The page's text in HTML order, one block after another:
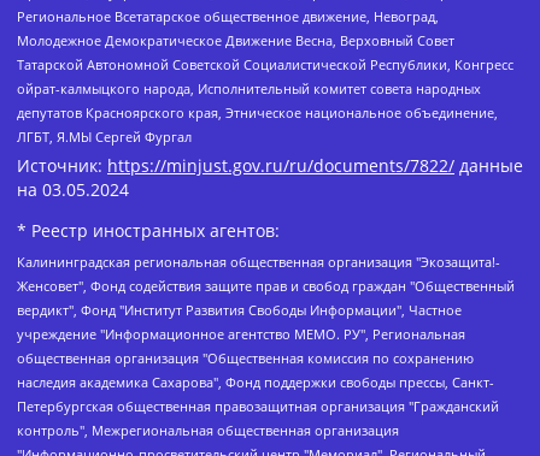
Региональное Всетатарское общественное движение, Невоград,
Молодежное Демократическое Движение Весна, Верховный Совет
Татарской Автономной Советской Социалистической Республики, Конгресс
ойрат-калмыцкого народа, Исполнительный комитет совета народных
депутатов Красноярского края, Этническое национальное объединение,
ЛГБТ, Я.МЫ Сергей Фургал
Источник: https://minjust.gov.ru/ru/documents/7822/ данные
на 03.05.2024
* Реестр иностранных агентов:
Калининградская региональная общественная организация "Экозащита!-Женсовет", Фонд содействия защите прав и свобод граждан "Общественный вердикт", Фонд "Институт Развития Свободы Информации", Частное учреждение "Информационное агентство МЕМО. РУ", Региональная общественная организация "Общественная комиссия по сохранению наследия академика Сахарова", Фонд поддержки свободы прессы, Санкт-Петербургская общественная правозащитная организация "Гражданский контроль", Межрегиональная общественная организация "Информационно-просветительский центр "Мемориал", Региональный Фонд "Центр Защиты Прав Средств Массовой Информации", с 05.12.2023 Фонд "Центр Защиты Прав Средств массовой информации", Региональная общественная благотворительная организация помощи беженцам и мигрантам "Гражданское содействие", Негосударственное образовательное учреждение дополнительного профессионального образования (повышение квалификации) специалистов "АКАДЕМИЯ ПО ПРАВАМ ЧЕЛОВЕКА", Свердловская региональная общественная организация "Сутяжник", Автономная некоммерческая организация "Центр независимых социологических исследований", Союз общественных объединений "Российский исследовательский центр по правам человека", Региональное общественное учреждение научно-информационный центр "МЕМОРИАЛ", Некоммерческая организация "Фонд защиты гласности", Автономная некоммерческая организация "Институт прав человека", Городская общественная организация "Екатеринбургское общество "МЕМОРИАЛ", Городская общественная организация "Рязанское историко-просветительское и правозащитное общество "Мемориал" (Рязанский Мемориал), Челябинский региональный орган общественной самодеятельности – женское общественное объединение "Женщины Евразии", Челябинский региональный орган общественной самодеятельности "Уральская правозащитная группа", Фонд содействия защите здоровья и социальной справедливости имени Андрея Рылькова, Автономная Некоммерческая Организация "Аналитический Центр Юрия Левады", Автономная некоммерческая организация социальной поддержки населения "Проект Апрель", Региональная общественная организация помощи женщинам и детям, находящимся в кризисной ситуации "Информационно-методический центр "Анна", Фонд содействия развитию массовых коммуникаций и правовому просвещению "Так-так-Так", Фонд содействия устойчивому развитию "Серебряная тайга", Свердловский региональный общественный фонд социальных проектов "Новое время", "Idel.Реалии", Кавказ.Реалии, Крым.Реалии, Телеканал Настоящее Время, Татаро-башкирская служба Радио Свобода (Azatliq Radiosi), Радио Свободная Европа/Радио Свобода (PCE/PC), "Сибирь.Реалии", "Фактограф", Благотворительный фонд помощи осужденным и их семьям, Автономная некоммерческая организация "Институт глобализации и социальных движений", Фонд "В защиту прав заключенных", Частное учреждение "Центр поддержки и содействия развитию средств массовой информации", Пензенский региональный общественный благотворительный фонд "Гражданский союз", "Север.Реалии", Некоммерческая организация Фонд "Правовая инициатива", Общество с ограниченной ответственностью "Радио Свободная Европа/Радио Свобода", Чешское информационное агентство "MEDIUM-ORIENT", Красноярская региональная общественная организация "Мы против СПИДа", Камалягин Денис Николаевич, Маркелов Сергей Евгеньевич, Пономарев Лев Александрович, Савицкая Людмила Алексеевна, Автономная некоммерческая организация "Центр по работе с проблемой насилия "НАСИЛИЮ.НЕТ", Межрегиональный профессиональный союз работников здравоохранения "Альянс врачей", Юридическое лицо, зарегистрированное в Латвийской Республике, SIA "Medusa Project" (регистрационный номер 40103797863, дата регистрации 10.06.2014), Некоммерческая организация "Фонд по борьбе с коррупцией", Автономная некоммерческая организация "Институт права и публичной политики", Баданин Роман Сергеевич, Гликин Максим Александрович, Железнова Мария Михайловна, Лукьянова Юлия Сергеевна, Маетная Елизавета Витальевна, Маняхин Петр Борисович, Чуракова Ольга Владимировна, Ярош Юлия Петровна, Юридическое лицо "The Insider SIA", зарегистрированное в Риге, Латвийская Республика (дата регистрации 26.06.2015), являющееся администратором доменного имени интернет-издания "The Insider SIA", https://theins.ru, Постернак Алексей Евгеньевич, Рубин Михаил Аркадьевич, Анин Роман Александрович, Юридическое лицо Istories fonds, зарегистрированное в Латвийской Республике (регистрационный номер 50008295751, дата регистрации 24.02.2020), Великовский Дмитрий Александрович, Долинина Ирина Николаевна, Мароховская Алеся Алексеевна, Шлейнов Роман Юрьевич, Шмагун Олеся Валентиновна, Общество с ограниченной ответственностью "Альтаир 2021", Общество с ограниченной ответственностью "Вега 2021", Общество с ограниченной ответственностью "Главный редактор 2021", Общество с ограниченной ответственностью "Ромашки монолит", Важенков Артем Валерьевич, Ивановская областная общественная организация "Центр гендерных исследований", Гурман Юрий Альбертович, Медиапроект "ОВД-Инфо", Егоров Владимир Владимирович, Жилинский Владимир Александрович, Общество с ограниченной ответственностью "ЗП", Иванова София Юрьевна, Карезина Инна Павловна, Кильтау Екатерина Викторовна, Петров Алексей Викторович, Пискунов Сергей Евгеньевич, Смирнов Сергей Сергеевич, Тихонов Михаил Сергеевич, Общество с ограниченной ответственностью "ЖУРНАЛИСТ-ИНОСТРАННЫЙ АГЕНТ", Арапова Галина Юрьевна, Вольтская Татьяна Анатольевна, Американская компания "Mason G.E.S. Anonymous Foundation" (США), являющаяся владельцем интернет-издания https://mnews.world/, Компания "Stichting Bellingcat", зарегистрированная в Нидерландах (дата регистрации 11.07.2018), Захаров Андрей Вячеславович, Клепиковская Екатерина Дмитриевна, Общество с ограниченной ответственностью "МЕМО", Перл Роман Александрович, Симонов Евгений Алексеевич, Соловьева Елена Анатольевна, Сотников Даниил Владимирович, Сурначева Елизавета Дмитриевна, Автономная некоммерческая организация по защите прав человека и информированию населения "Якутия – Наше Мнение", Общество с ограниченной ответственностью "Москоу диджитал медиа", с 26.01.2023 Общество с ограниченной ответственностью "Чайка Белые сады", Ветошкина Валерия Валерьевна, Заговора Максим Александрович, Межрегиональное общественное движение "Российская ЛГБТ - сеть", Оленичев Максим Владимирович, Павлов Иван Юрьевич, Скворцова Елена Сергеевна, Общество с ограниченной ответственностью "Как бы инагент", Кочетков Игорь Викторович, Общество с ограниченной ответственностью "Честные выборы", Еланчик Олег Александрович, Общество с ограниченной ответственностью "Нобелевский призыв", Гималова Регина Эмилевна, Григорьев Андрей Валерьевич, Григорьева Алина Александровна, Ассоциация по содействию защите прав призывников, альтернативнослужащих и военнослужащих "Правозащитная группа "Гражданин.Армия.Право", Хисамова Регина Фаритовна, Автономная некоммерческая организация по реализации социально-правовых программ "Лилит", Дальневосточное общественное движение "Маяк", Санкт-Петербургская ЛГБТ-инициативная группа "Выход", Инициативная группа ЛГБТ+ "Реверс", Алексеев Андрей Викторович, Бекбулатова Таисия Львовна, Беляев Иван Михайлович, Владыкина Елена Сергеевна, Гельман Марат Александрович, Никульшина Вероника Юрьевна, Толоконникова Надежда Андреевна, Шендерович Виктор Анатольевич, Общество с ограниченной ответственностью "Данное сообщение", Общество с ограниченной ответственностью Издательский дом "Новая глава", Айнбиндер Александра Александровна, Московский комьюнити-центр для ЛГБТ+инициатив, Благотворительный фонд развития филантропии, Deutsche Welle (Германия, Kurt-Schumacher-Strasse 3, 53113 Bonn), Борзунова Мария Михайловна, Воробьев Виктор Викторович, Голубева Анна Львовна, Константинова Алла Михайловна, Малкова Ирина Владимировна, Мурадов Мурад Абдулгалимович, Осетинская Елизавета Николаевна, Понасенков Евгений Николаевич, Ганапольский Матвей Юрьевич, Киселев Евгений Алексеевич, Борухович Ирина Григорьевна, Дремин Иван Тимофеевич, Дубровский Дмитрий Викторович, Красноярская региональная общественная организация поддержки и развития альтернативных образовательных технологий и межкультурных коммуникаций "ИНТЕРРА", Маяковская Екатерина Алексеевна, Фейгин Марк Захарович, Филимонов Андрей Викторович, Дзугкоева Регина Николаевна, Доброхотов Роман Александрович, Дудь Юрий Александрович, Елкин Сергей Владимирович, Кругликов Кирилл Игоревич, Сабунаева Мария Леонидовна, Семенов Алексей Владимирович, Шаинян Карен Багратович, Шульман Екатерина Михайловна, Асафьев Артур Валерьевич, Вахштайн Виктор Семенович, Венедиктов Алексей Алексеевич, Лушникова Екатерина Евгеньевна, Волков Леонид Михайлович, Невзоров Александр Глебович, Пархоменко Сергей Борисович, Сироткин Ярослав Николаевич, Кара-Мурза Владимир Владимирович, Баранова Наталья Владимировна, Гозман Леонид Яковлевич, Кагарлицкий Борис Юльевич, Климарев Михаил Валерьевич, Милов Владимир Станиславович, Автономная некоммерческая организация Краснодарский центр современного искусства "Типография", Моргенштерн Алишер Тагирович, Соболь Любовь Эдуардовна, Общество с ограниченной ответственностью "ЛИЗА НОРМ", Каспаров Гарри Кимович, Ходорковский Михаил Борисович, Общество с ограниченной ответственностью "Апрельские тезисы", Данилович Ирина Брониславовна, Кашин Олег Владимирович, Петров Николай Владимирович, Пивоваров Алексей Владимирович, Соколов Михаил Владимирович, Цветкова Юлия Владимировна, Чичваркин Евгений Александрович, Комитет против пыток/Команда против пыток, Общество с ограниченной ответственностью "Первый научный", Общество с ограниченной ответственностью "Вертолет и ко", Белоцерковская Вероника Борисовна, Кац Максим Евгеньевич, Лазарева Татьяна Юрьевна, Шаведдинов Руслан Табризович, Яшин Илья Валерьевич, Общество с ограниченной ответственностью "Иноагент ААВ", Алешковский Дмитрий Петрович, Альбац Евгения Марковна, Быков Дмитрий Львович, Галямина Юлия Евгеньевна, Лойко Сергей Леонидович, Мартынов Кирилл Константинович, Медведев Сергей Александрович, Крашенинников Федор Геннадиевич, Гордеева Катерина Вл